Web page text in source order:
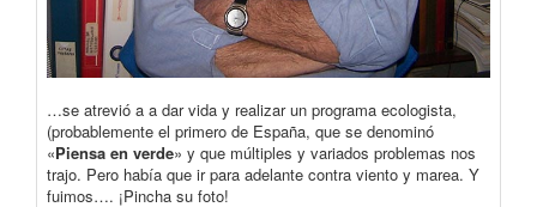
…se atrevió a a dar vida y realizar un programa ecologista,
(probablemente el primero de España, que se denominó
«Piensa en verde» y que múltiples y variados problemas nos
trajo. Pero había que ir para adelante contra viento y marea. Y
fuimos…. ¡Pincha su foto!